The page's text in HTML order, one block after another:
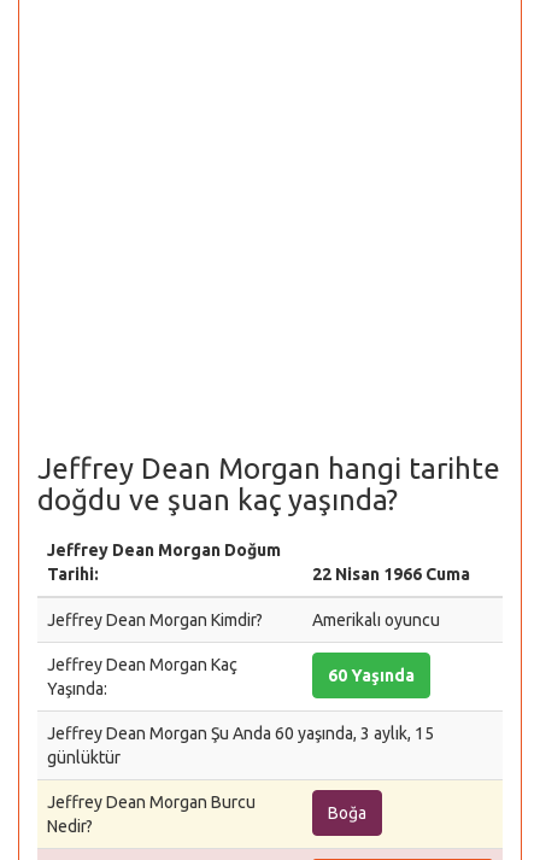
Jeffrey Dean Morgan hangi tarihte
doğdu ve şuan kaç yaşında?
Jeffrey Dean Morgan Doğum
Tarihi:
22 Nisan 1966 Cuma
Jeffrey Dean Morgan Kimdir? Amerikalı oyuncu
Jeffrey Dean Morgan Kaç
Yaşında:
60 Yaşında
Jeffrey Dean Morgan Şu Anda 60 yaşında, 3 aylık, 15
günlüktür
Jeffrey Dean Morgan Burcu
Nedir?
Boğa